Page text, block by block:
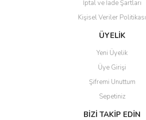
Gönder
İptal ve İade Şartları
Kişisel Veriler Politikası
ÜYELİK
Yeni Üyelik
Üye Girişi
Şifremi Unuttum
Sepetiniz
BİZİ TAKİP EDİN